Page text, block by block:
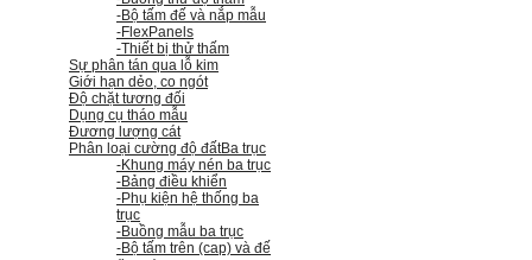
-Bộ tấm đế và nắp mẫu
-FlexPanels
-Thiết bị thử thấm
Sự phân tán qua lỗ kim
Giới hạn dẻo, co ngót
Độ chặt tương đối
Dụng cụ tháo mẫu
Đương lượng cát
Phân loại cường độ đấtBa trục
-Khung máy nén ba trục
-Bảng điều khiển
-Phụ kiện hệ thống ba
trục
-Buồng mẫu ba trục
-Bộ tấm trên (cap) và đế